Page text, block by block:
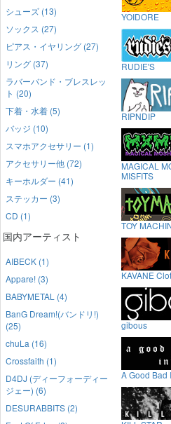
シューズ (13)
ソックス (27)
ピアス・イヤリング (27)
リング (37)
ラバーバンド・ブレスレッ
ト (20)
下着・水着 (5)
バッジ (10)
スマホアクセサリー (1)
アクセサリー他 (72)
キーホルダー (41)
ステッカー (3)
CD (1)
国内アーティスト
AIBECK (1)
Appare! (3)
BABYMETAL (4)
BanG Dream!(バンドリ!)
(25)
chuLa (16)
Crossfaith (1)
D4DJ (ディーフォーディー
ジェー) (6)
DESURABBITS (2)
YOIDORE
RUDIE'S
RIPNDIP
MAGICAL
MISFITS
TOY
KAVANE
gibous
A Good Bad